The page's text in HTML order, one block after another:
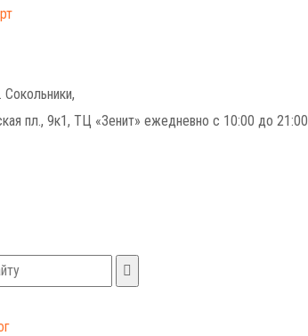
пл., 9к1, ТЦ «Зенит» ежедневно с 10:00 до 21:00